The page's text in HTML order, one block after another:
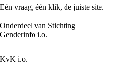
Eén vraag, één klik, de juiste site.
Onderdeel van Stichting
Genderinfo i.o.
KvK i.o.